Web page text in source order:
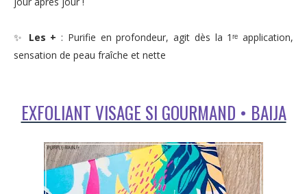
✨ Les + : Purifie en profondeur, agit dès la 1ʳᵉ application,
sensation de peau fraîche et nette
EXFOLIANT VISAGE SI GOURMAND • BAIJA